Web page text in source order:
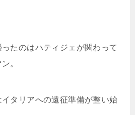
たのはハティジェが関わって
。
タリアへの遠征準備が整い始